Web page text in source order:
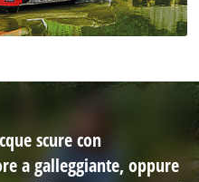
scure con
a galleggiante, oppure